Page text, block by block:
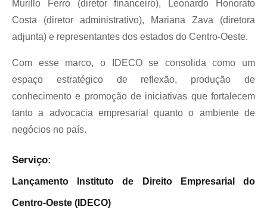
Murillo Ferro (diretor financeiro), Leonardo Honorato
Costa (diretor administrativo), Mariana Zava (diretora
adjunta) e representantes dos estados do Centro-Oeste.
Com esse marco, o IDECO se consolida como um
espaço estratégico de reflexão, produção de
conhecimento e promoção de iniciativas que fortalecem
tanto a advocacia empresarial quanto o ambiente de
negócios no país.
Serviço:
Lançamento Instituto de Direito Empresarial do
Centro-Oeste (IDECO)